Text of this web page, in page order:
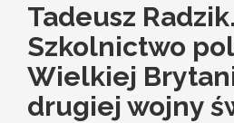
Tadeusz Radzik.
Szkolnictwo
Wielkiej
drugiej wojny